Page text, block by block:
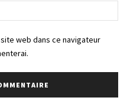
:
web dans ce navigateur